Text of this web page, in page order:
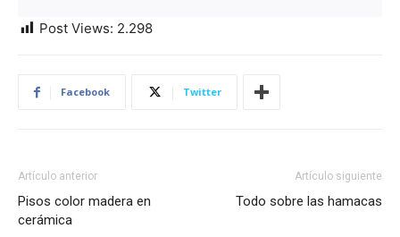
Post Views: 2.298
Facebook Twitter
Artículo anterior
Pisos color madera en
cerámica
Artículo siguiente
Todo sobre las hamacas